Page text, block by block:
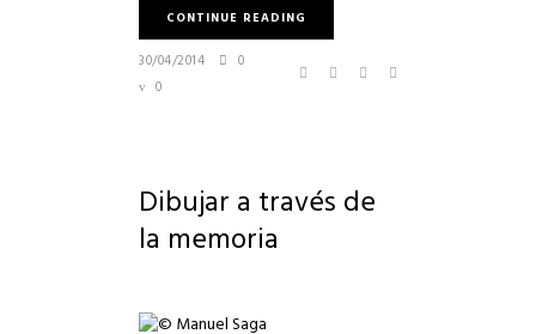
CONTINUE READING
30/04/2014
0
0
Dibujar a través de
la memoria